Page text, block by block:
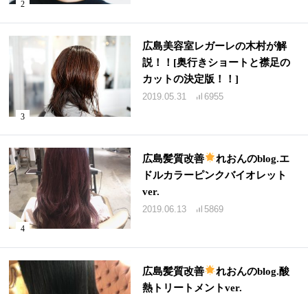
広島美容室レガーレの木村が解
説！！[奥行きショートと襟足の
カットの決定版！！]
2019.05.31 6955
広島髪質改善
れおんのblog.エ
ドルカラーピンクバイオレット
ver.
2019.06.13 5869
広島髪質改善
れおんのblog.酸
熱トリートメントver.